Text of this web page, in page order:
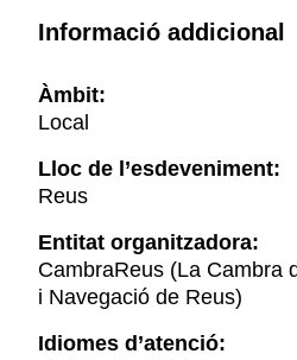
Informació addicional
Àmbit:
Local
Lloc de l’esdeveniment:
Reus
Entitat organitzadora:
CambraReus (La Cambra
i Navegació de Reus)
Idiomes d’atenció: